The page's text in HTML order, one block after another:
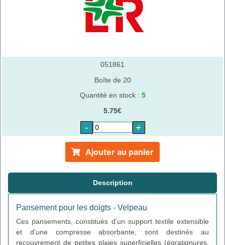
051861
Boîte de 20
Quantité en stock : 5
5.75€
- +
Ajouter au panier
Description
Pansement pour les doigts - Velpeau
Ces pansements, constitués d'un support textile extensible
et d'une compresse absorbante, sont destinés au
recouvrement de petites plaies superficielles (égratignures,